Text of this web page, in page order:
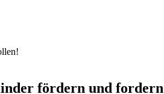
fördern und fordern